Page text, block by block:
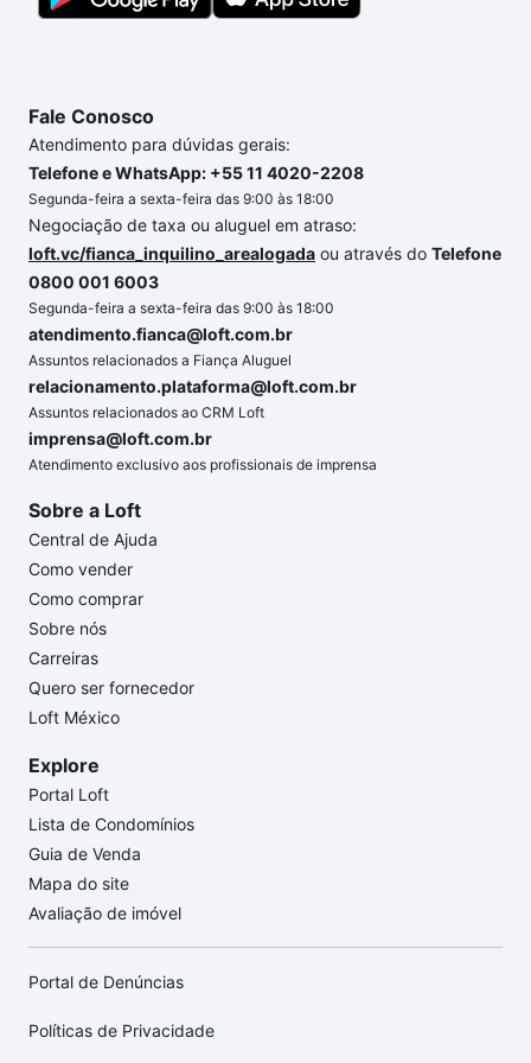
Fale Conosco
Atendimento para dúvidas gerais:
Telefone e WhatsApp: +55 11 4020-2208
Segunda-feira a sexta-feira das 9:00 às 18:00
Negociação de taxa ou aluguel em atraso:
loft.vc/fianca_inquilino_arealogada ou através do Telefone
0800 001 6003
Segunda-feira a sexta-feira das 9:00 às 18:00
atendimento.fianca@loft.com.br
Assuntos relacionados a Fiança Aluguel
relacionamento.plataforma@loft.com.br
Assuntos relacionados ao CRM Loft
imprensa@loft.com.br
Atendimento exclusivo aos profissionais de imprensa
Sobre a Loft
Central de Ajuda
Como vender
Como comprar
Sobre nós
Carreiras
Quero ser fornecedor
Loft México
Explore
Portal Loft
Lista de Condomínios
Guia de Venda
Mapa do site
Avaliação de imóvel
Portal de Denúncias
Políticas de Privacidade